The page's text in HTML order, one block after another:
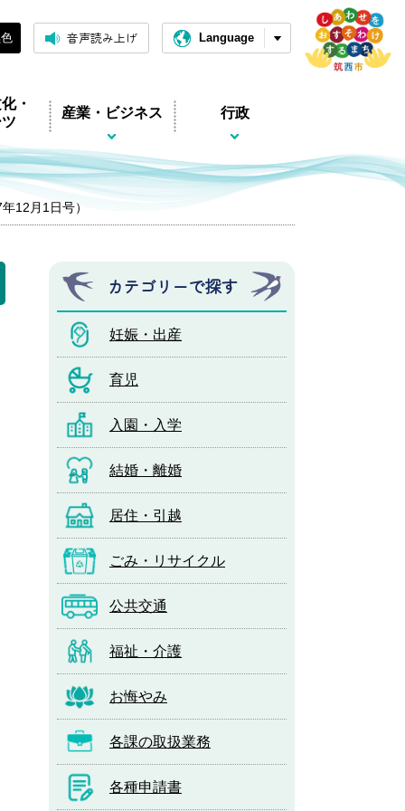
音声読み上げ Language
・
産業・ビジネス 行政
12月1日号）
カテゴリーで探す
妊娠・出産
育児
入園・入学
結婚・離婚
居住・引越
ごみ・リサイクル
公共交通
福祉・介護
お悔やみ
各課の取扱業務
各種申請書